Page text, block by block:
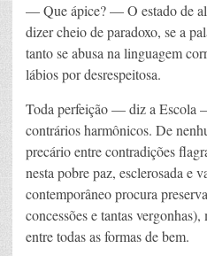
— Que ápice? — O estado de
dizer cheio de paradoxo, se a
tanto se abusa na linguagem
lábios por desrespeitosa.
Toda perfeição — diz a Escola
contrários harmônicos. De
precário entre contradições
nesta pobre paz, esclerosada e
contemporâneo procura
concessões e tantas
entre todas as formas de bem.